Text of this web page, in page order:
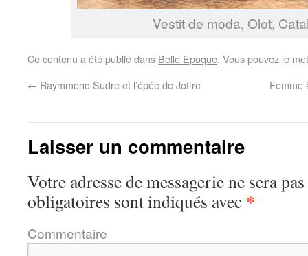
Vestit de moda, Olot,
Ce contenu a été publié dans Belle Epoque. Vous pouvez le
← Raymmond Sudre et l’épée de Joffre Femme
Laisser un commentaire
Votre adresse de messagerie ne sera
obligatoires sont indiqués avec *
Commentaire